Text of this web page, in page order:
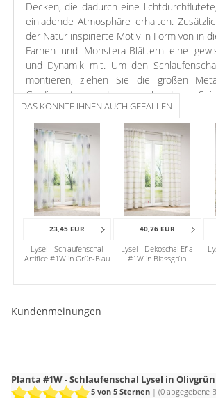
Decken, die dadurch eine
einladende Atmosphäre erhalten.
der Natur inspirierte Motiv in Form von in
Farnen und Monstera-Blättern eine
und Dynamik mit. Um den
montieren, ziehen Sie die großen
Gardinenstange oder ein vorhandenes
Bei Bedarf können Sie den Stoff
waschen.
Die sich im unteren Bereich des
befindenden Farn- und Monsterablätter
in einem milden Grünbraun gestaltet.
wird von dem luftig-leichten Gewebe des
Vorhangs unterstrichen, der den
aufleben lässt. Mit echten
Ebenso gut passen Holzmöbel, sowohl
warmes Senfgelb, mildes Beige, Creme
DAS KÖNNTE IHNEN AUCH GEFALLEN
23,45 EUR
Lysel - Schlaufenschal
Artifice #1W in Grün-Blau
40,76 EUR
Lysel - Dekoschal Efia
#1W in Blassgrün
Kundenmeinungen
Planta #1W - Schlaufenschal Lysel in Olivgrün
5 von 5 Sternen | (0 abgegebene